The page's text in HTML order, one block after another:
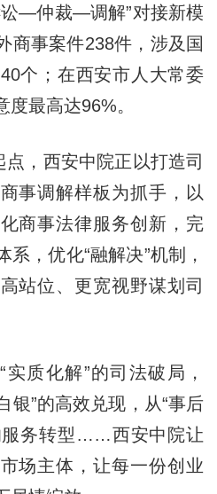
讼—仲裁—调解”对接新模
商事案件238件，涉及国
个；在西安市人大常委
最高达96%。
，西安中院正以打造司
事调解样板为抓手，以
商事法律服务创新，完
，优化“融解决”机制，
站位、更宽视野谋划司
质化解”的司法破局，
银”的高效兑现，从“事后
服务转型……西安中院让
场主体，让每一份创业